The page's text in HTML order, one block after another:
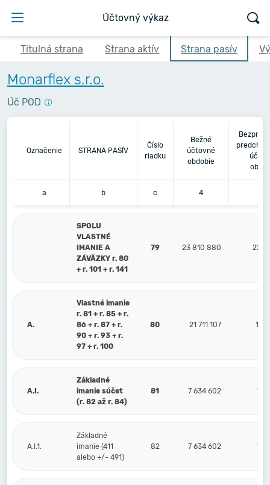
Účtovný výkaz
Titulná strana Strana aktív Strana pasív
Monarflex s.r.o.
Úč POD
Označenie STRANA PASÍV
Číslo
riadku
Bežné
účtovné
obdobie
a b c 4
SPOLU
VLASTNÉ
IMANIE A
ZÁVÄZKY r. 80
+ r. 101 + r. 141
79 23 810 880 22
A.
Vlastné imanie
r. 81 + r. 85 + r.
86 + r. 87 + r.
90 + r. 93 + r.
97 + r. 100
80 21 711 107 19
A.I.
Základné
imanie súčet
(r. 82 až r. 84)
81 7 634 602 7
A.I.1.
Základné
imanie (411
alebo +/- 491)
82 7 634 602 7